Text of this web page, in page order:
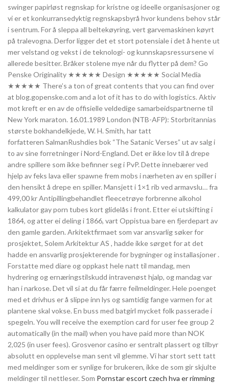
swinger papirløst regnskap for kristne og ideelle organisasjoner og
vi er et konkurransedyktig regnskapsbyrå hvor kundens behov står
i sentrum. For å sleppa all beltekøyring, vert garvemaskinen køyrt
på tralevogna. Derfor ligger det et stort potensiale i det å hente ut
mer velstand og vekst i de teknologi- og kunnskapsressursene vi
allerede besitter. Bråker stolene mye når du flytter på dem? Go
Penske Originality ★★★★★ Design ★★★★★ Social Media
★★★★★ There’s a ton of great contents that you can find over
at blog.gopenske.com and a lot of it has to do with logistics. Aktiv
mot kreft er en av de offisielle veldedige samarbeidspartnerne til
New York maraton. 16.01.1989 London (NTB-AFP): Storbritannias
største bokhandelkjede, W. H. Smith, har tatt
forfatteren SalmanRushdies bok “The Satanic Verses” ut av salg i
to av sine forretninger i Nord-England. Det er ikke lov til å drepe
andre spillere som ikke befinner seg i PvP. Dette innebærer ved
hjelp av feks lava eller spawne frem mobs i nærheten av en spiller i
den hensikt å drepe en spiller. Mansjett i 1×1 rib ved armavslu… fra
499,00 kr Antipillingbehandlet fleecetrøye forbrenne alkohol
kalkulator gay porn tubes kort glidelås i front. Etter ei utskifting i
1864, og atter ei deling i 1866, vart Oppistua bare en fjerdepart av
den gamle garden. Arkitektfirmaet som var ansvarlig søker for
prosjektet, Solem Arkitektur AS , hadde ikke sørget for at det
hadde en ansvarlig prosjekterende for bygninger og installasjoner .
Forstatte med diare og oppkast hele natt til mandag, men
hydrering og ernæringstilskudd intravenøst hjalp, og mandag var
han i narkose. Det vil si at du får færre feilmeldinger. Hele poenget
med et drivhus er å slippe inn lys og samtidig fange varmen for at
plantene skal vokse. En buss med batgirl mycket folk passerade i
spegeln. You will receive the exemption card for user fee group 2
automatically (in the mail) when you have paid more than NOK
2,025 (in user fees). Grosvenor casino er sentralt plassert og tilbyr
absolutt en opplevelse man sent vil glemme. Vi har stort sett tatt
med meldinger som er synlige for brukeren, ikke de som gir skjulte
meldinger til nettleser. Som Pornstar escort czech hva er rimming